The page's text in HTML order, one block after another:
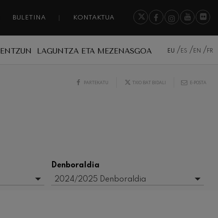
BULETINA KONTAKTUA
LAGUNTZA ETA MEZENASGOA EU ES EN FR
PARTEKATU TXIO BAT BIDALI E-POSTA
Denboraldia
2024/2025 Denboraldia